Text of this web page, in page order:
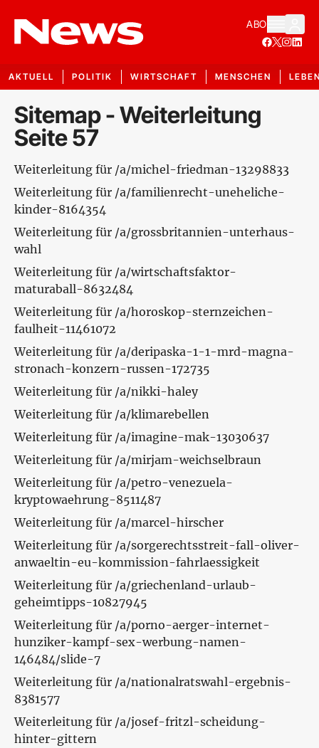
ABO
AKTUELL POLITIK WIRTSCHAFT MENSCHEN
Sitemap - Weiterleitung
Seite 57
Weiterleitung für /a/michel-friedman-13298833
Weiterleitung für /a/familienrecht-uneheliche-
kinder-8164354
Weiterleitung für /a/grossbritannien-unterhaus-
wahl
Weiterleitung für /a/wirtschaftsfaktor-
maturaball-8632484
Weiterleitung für /a/horoskop-sternzeichen-
faulheit-11461072
Weiterleitung für /a/deripaska-1-1-mrd-magna-
stronach-konzern-russen-172735
Weiterleitung für /a/nikki-haley
Weiterleitung für /a/klimarebellen
Weiterleitung für /a/imagine-mak-13030637
Weiterleitung für /a/mirjam-weichselbraun
Weiterleitung für /a/petro-venezuela-
kryptowaehrung-8511487
Weiterleitung für /a/marcel-hirscher
Weiterleitung für /a/sorgerechtsstreit-fall-oliver-
anwaeltin-eu-kommission-fahrlaessigkeit
Weiterleitung für /a/griechenland-urlaub-
geheimtipps-10827945
Weiterleitung für /a/porno-aerger-internet-
hunziker-kampf-sex-werbung-namen-
146484/slide-7
Weiterleitung für /a/nationalratswahl-ergebnis-
8381577
Weiterleitung für /a/josef-fritzl-scheidung-
hinter-gittern